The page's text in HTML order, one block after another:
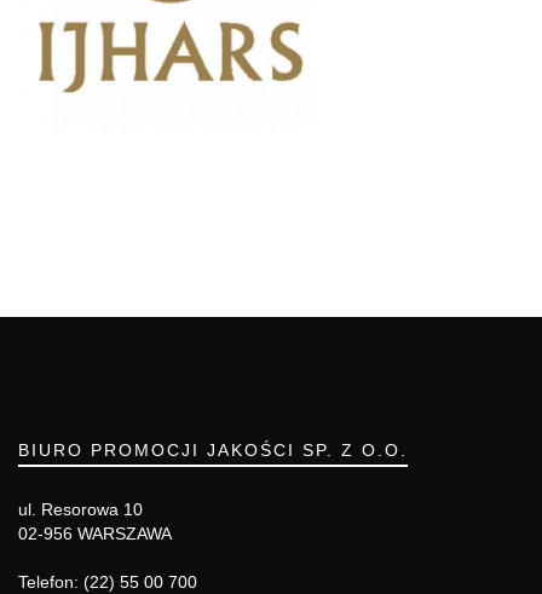
BIURO PROMOCJI JAKOŚCI SP. Z O.O.
ul. Resorowa 10
02-956 WARSZAWA
Telefon: (22) 55 00 700